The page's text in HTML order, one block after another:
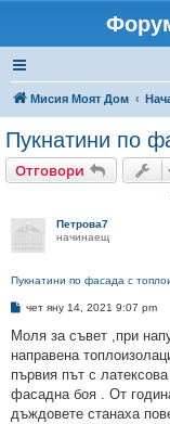
Мисия Моят Дом
Пукнатини по
Отговори
Петрова7
начинаещ
Пукнатини по фасада с
М
е
и
е
чет яну 14, 2021 9:07 pm
Моля за съвет ,при
направена
първия път с
фасадна боя . От
дъждовете станаха